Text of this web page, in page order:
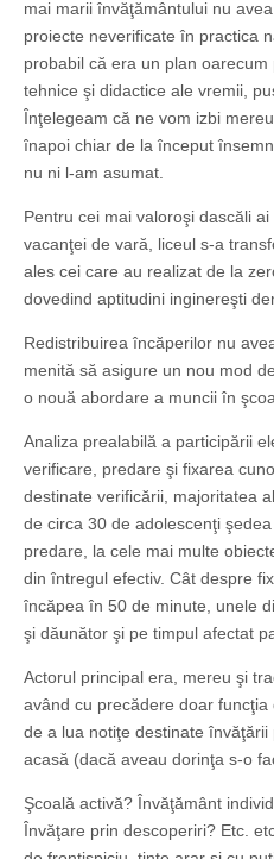
mai marii învăţământului nu
proiecte neverificate în practica
probabil că era un plan
tehnice şi didactice ale vremii,
Înţelegeam că ne vom izbi
înapoi chiar de la început
nu ni l-am asumat.
Pentru cei mai valoroşi dascăli
vacanţei de vară, liceul s-a
ales cei care au realizat de la
dovedind aptitudini inginereşti
Redistribuirea încăperilor nu
menită să asigure un nou mod
o nouă abordare a muncii în
Analiza prealabilă a participării
verificare, predare şi fixarea
destinate verificării, majoritatea
de circa 30 de adolescenţi
predare, la cele mai multe
din întregul efectiv. Cât despre
încăpea în 50 de minute, unele
şi dăunător şi pe timpul afectat
Actorul principal era, mereu şi
având cu precădere doar
de a lua notiţe destinate
acasă (dacă aveau dorinţa s-o
Şcoală activă? Învăţământ
Învăţare prin descoperiri? Etc.